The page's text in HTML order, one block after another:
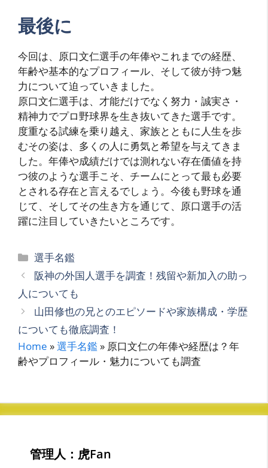
最後に
今回は、原口文仁選手の年俸やこれまでの経歴、
年齢や基本的なプロフィール、そして彼が持つ魅
力について迫っていきました。
原口文仁選手は、才能だけでなく努力・誠実さ・
精神力でプロ野球界を生き抜いてきた選手です。
度重なる試練を乗り越え、家族とともに人生を歩
むその姿は、多くの人に勇気と希望を与えてきま
した。年俸や成績だけでは測れない存在価値を持
つ彼のような選手こそ、チームにとって最も必要
とされる存在と言えるでしょう。今後も野球を通
じて、そしてその生き方を通じて、原口選手の活
躍に注目していきたいところです。
カ
テ
ゴ
リ
ー
選手名鑑
阪神の外国人選手を調査！残留や新加入の助っ
人についても
山田修也の兄とのエピソードや家族構成・学歴
についても徹底調査！
Home »選手名鑑 » 原口文仁の年俸や経歴は？年
齢やプロフィール・魅力についても調査
管理人：虎Fan